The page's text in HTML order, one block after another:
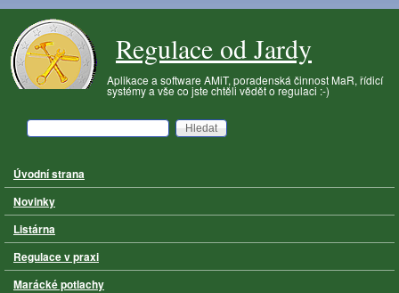
Regulace od Jardy
Aplikace a software AMiT, poradenská činnost MaR, řídicí
systémy a vše co jste chtěli vědět o regulaci :-)
Vyhledávání
Hledat
Hlavní menu
Úvodní strana
Novinky
Listárna
Regulace v praxi
Marácké potlachy